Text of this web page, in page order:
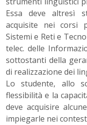
Essa deve altresì
acquisite nei corsi
Sistemi e Reti e
telec. delle
sottostanti della
di realizzazione dei
Lo studente, allo
flessibilità e la
deve acquisire
impiegarle nei